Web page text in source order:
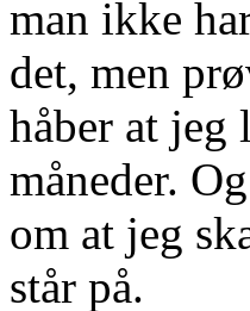
man ikke
det, men
håber at jeg
måneder.
om at jeg
står på.